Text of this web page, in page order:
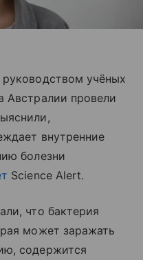
руководством учёных
Австралии провели
внутренние
болезни
Science Alert.
что бактерия
может заражать
содержится